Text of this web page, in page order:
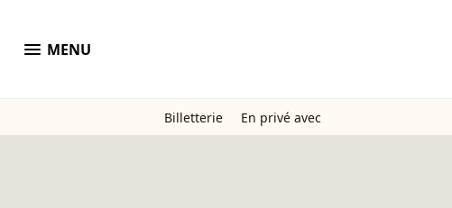
menu MENU
Billetterie En privé avec